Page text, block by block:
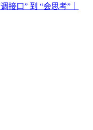
接口” 到 “会思考”｜